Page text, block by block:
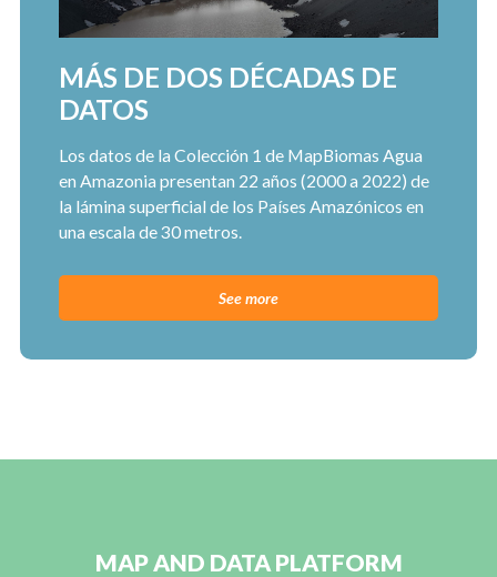
MÁS DE DOS DÉCADAS DE
DATOS
Los datos de la Colección 1 de MapBiomas Agua
en Amazonia presentan 22 años (2000 a 2022) de
la lámina superficial de los Países Amazónicos en
una escala de 30 metros.
See more
MAP AND DATA PLATFORM